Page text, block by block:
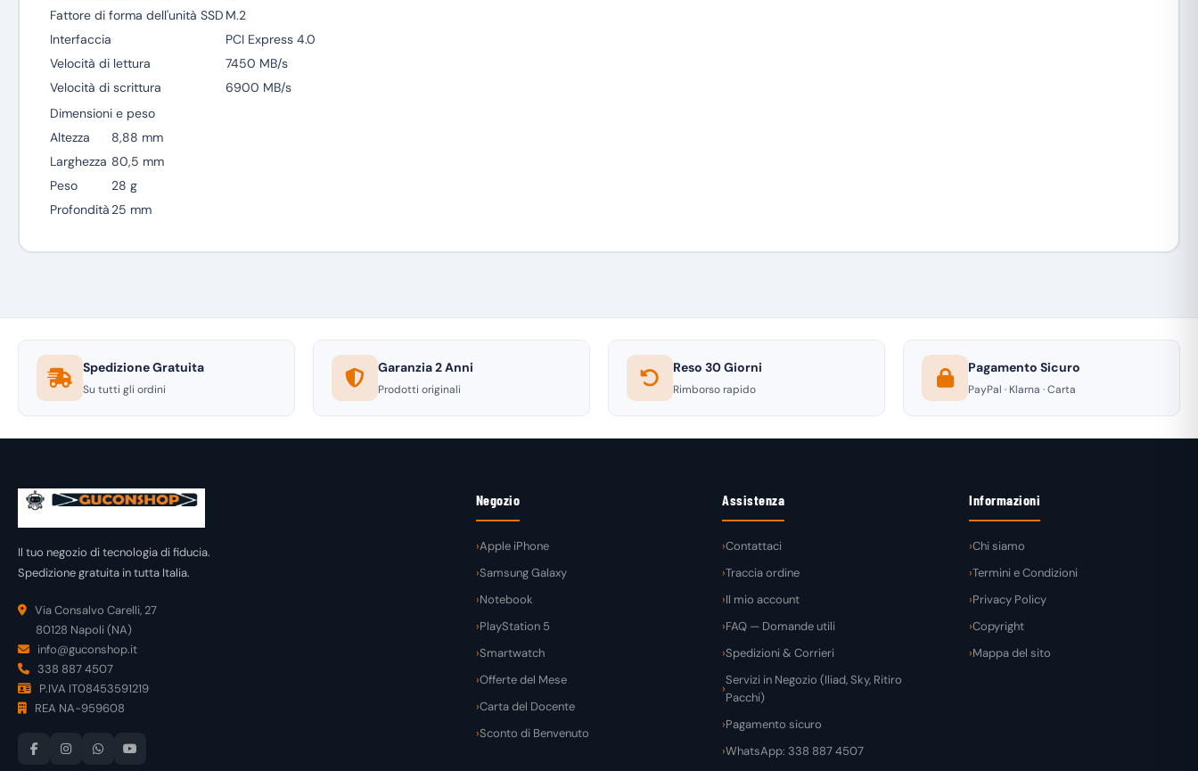
Fattore di forma dell'unità SSD M.2
Interfaccia
PCI Express 4.0
Velocità di lettura
7450 MB/s
Velocità di scrittura
6900 MB/s
Dimensioni e peso
Altezza
8,88 mm
Larghezza 80,5 mm
Peso
28 g
Profondità 25 mm
Spedizione Gratuita
Su tutti gli ordini
Garanzia 2 Anni
Prodotti originali
Reso 30 Giorni
Rimborso rapido
Pagamento Sicuro
PayPal · Klarna · Carta
Il tuo negozio di tecnologia di fiducia.
Spedizione gratuita in tutta Italia.
Via Consalvo Carelli, 27
80128 Napoli (NA)
info@guconshop.it
338 887 4507
P.IVA IT08453591219
REA NA-959608
Negozio
Apple iPhone
Samsung Galaxy
Notebook
PlayStation 5
Smartwatch
Offerte del Mese
Carta del Docente
Sconto di Benvenuto
Assistenza
Contattaci
Traccia ordine
Il mio account
FAQ — Domande utili
Spedizioni & Corrieri
Servizi in Negozio (Iliad, Sky, Ritiro
Pacchi)
Pagamento sicuro
WhatsApp: 338 887 4507
Informazioni
Chi siamo
Termini e Condizioni
Privacy Policy
Copyright
Mappa del sito